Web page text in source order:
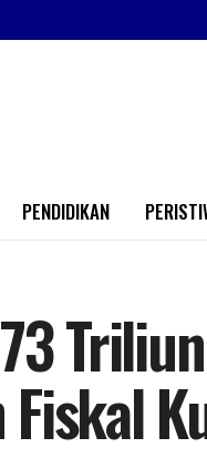
PENDIDIKAN
Triliun
Fiskal